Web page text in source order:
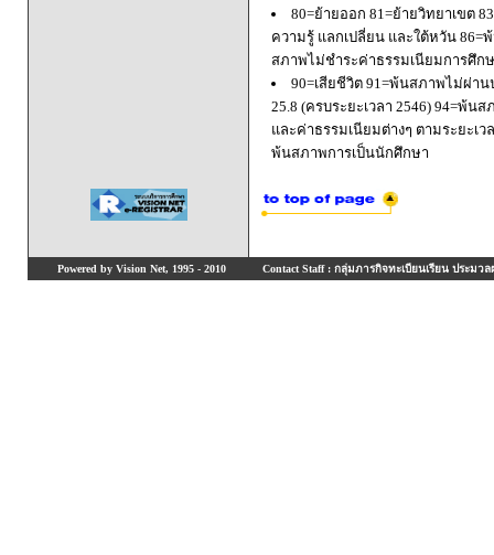
80=ย้ายออก 81=ย้ายวิทยาเขต
ความรู้ แลกเปลี่ยน และใต้หวัน
สภาพไม่ชำระค่าธรรมเนียมการศึก
90=เสียชีวิต 91=พ้นสภาพไม่ผ่า
25.8 (ครบระยะเวลา 2546) 94=พ้
และค่าธรรมเนียมต่างๆ ตามระยะเ
พ้นสภาพการเป็นนักศึกษา
Powered by Vision Net, 1995 - 2010 Contact Staff : กลุ่มภารกิจทะเบียนเรียน ประมวล